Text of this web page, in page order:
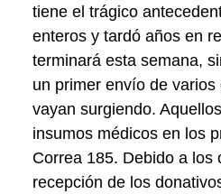
tiene el trágico
enteros y tardó años en
terminará esta semana,
un primer envío de
vayan surgiendo.
insumos médicos en los
Correa 185. Debido a los
recepción de los